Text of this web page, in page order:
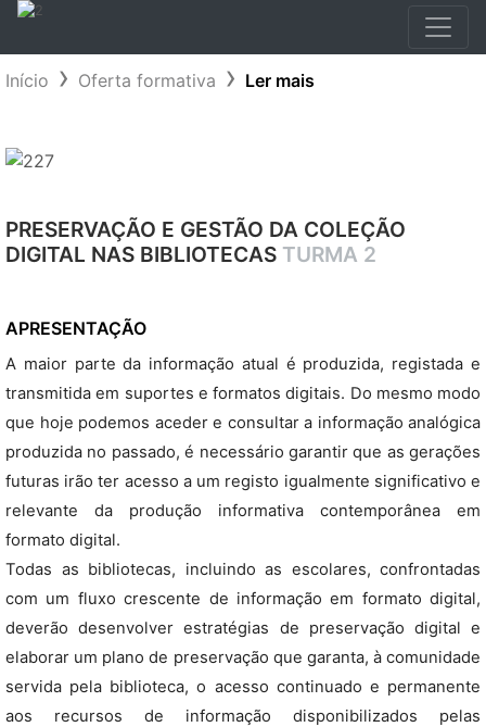
Início Oferta formativa Ler mais
PRESERVAÇÃO E GESTÃO DA COLEÇÃO
DIGITAL NAS BIBLIOTECAS TURMA 2
APRESENTAÇÃO
A maior parte da informação atual é produzida, registada e
transmitida em suportes e formatos digitais. Do mesmo modo
que hoje podemos aceder e consultar a informação analógica
produzida no passado, é necessário garantir que as gerações
futuras irão ter acesso a um registo igualmente significativo e
relevante da produção informativa contemporânea em
formato digital.
Todas as bibliotecas, incluindo as escolares, confrontadas
com um fluxo crescente de informação em formato digital,
deverão desenvolver estratégias de preservação digital e
elaborar um plano de preservação que garanta, à comunidade
servida pela biblioteca, o acesso continuado e permanente
aos recursos de informação disponibilizados pelas